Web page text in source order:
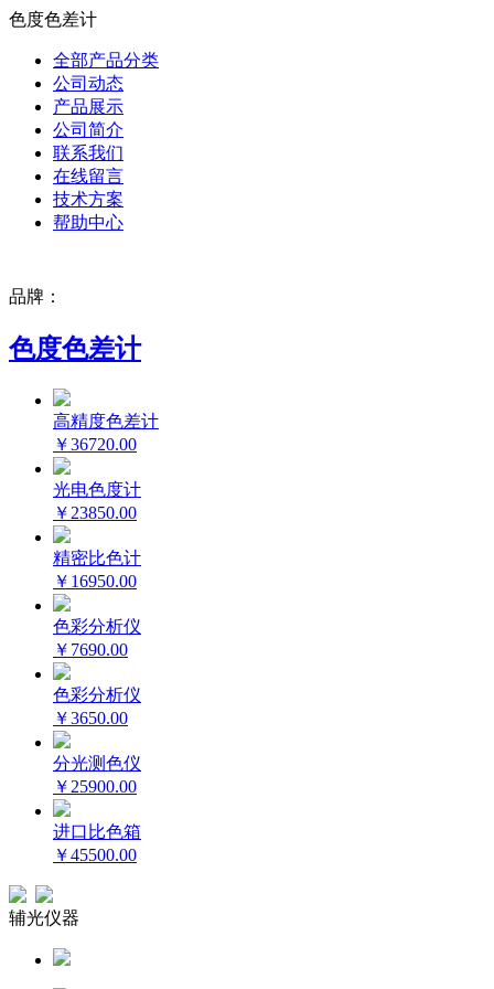
色度色差计
全部产品分类
公司动态
产品展示
公司简介
联系我们
在线留言
技术方案
帮助中心
品牌：
色度色差计
高精度色差计
￥36720.00
光电色度计
￥23850.00
精密比色计
￥16950.00
色彩分析仪
￥7690.00
色彩分析仪
￥3650.00
分光测色仪
￥25900.00
进口比色箱
￥45500.00
辅光仪器